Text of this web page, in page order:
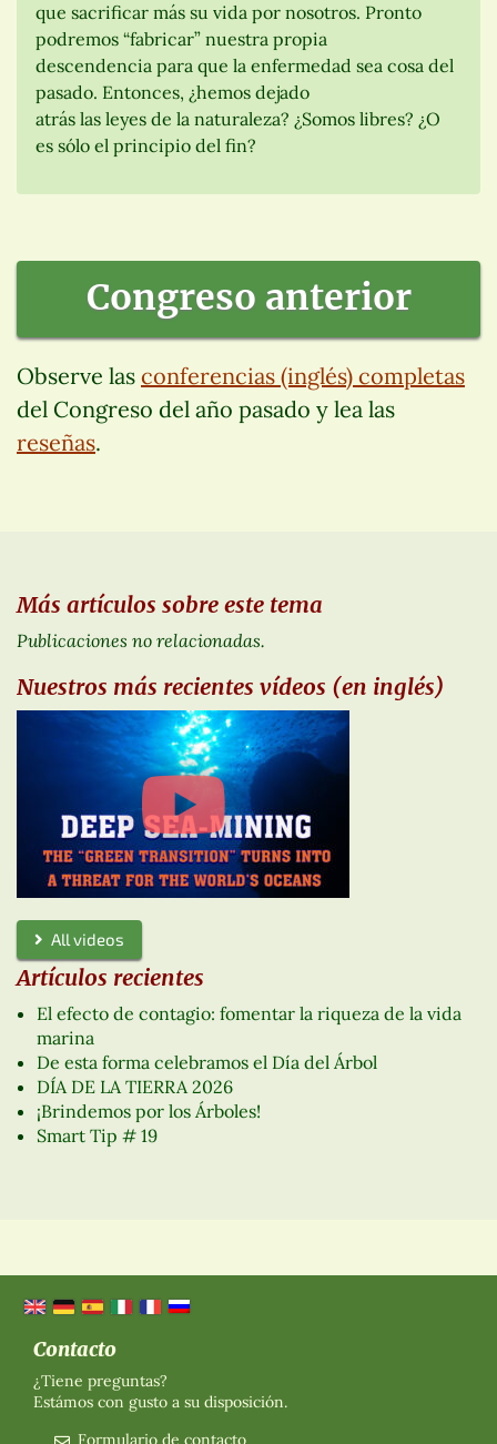
que sacrificar más su vida por nosotros. Pronto
podremos “fabricar” nuestra propia
descendencia para que la enfermedad sea cosa del
pasado. Entonces, ¿hemos dejado
atrás las leyes de la naturaleza? ¿Somos libres? ¿O
es sólo el principio del fin?
Congreso anterior
Observe las conferencias (inglés) completas
del Congreso del año pasado y lea las
reseñas.
Más artículos sobre este tema
Publicaciones no relacionadas.
Nuestros más recientes vídeos (en inglés)
All videos
Artículos recientes
El efecto de contagio: fomentar la riqueza de la vida
marina
De esta forma celebramos el Día del Árbol
DÍA DE LA TIERRA 2026
¡Brindemos por los Árboles!
Smart Tip # 19
Contacto
¿Tiene preguntas?
Estámos con gusto a su disposición.
Formulario de contacto